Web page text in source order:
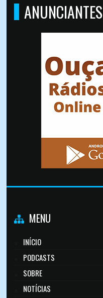
ANUNCIANTES
MENU
INÍCIO
PODCASTS
SOBRE
NOTÍCIAS